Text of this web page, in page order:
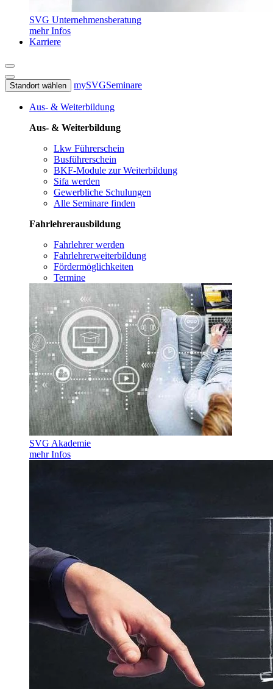
SVG Unternehmensberatung
mehr Infos
Karriere
Standort wählen mySVGSeminare
Aus- & Weiterbildung
Aus- & Weiterbildung
Lkw Führerschein
Busführerschein
BKF-Module zur Weiterbildung
Sifa werden
Gewerbliche Schulungen
Alle Seminare finden
Fahrlehrerausbildung
Fahrlehrer werden
Fahrlehrerweiterbildung
Fördermöglichkeiten
Termine
SVG Akademie
mehr Infos